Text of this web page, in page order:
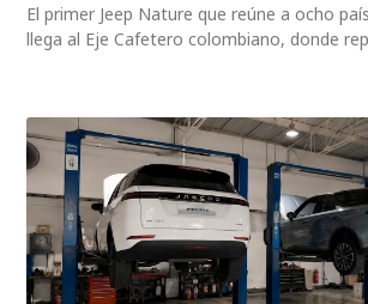
El primer Jeep Nature que reúne a ocho
llega al Eje Cafetero colombiano, donde